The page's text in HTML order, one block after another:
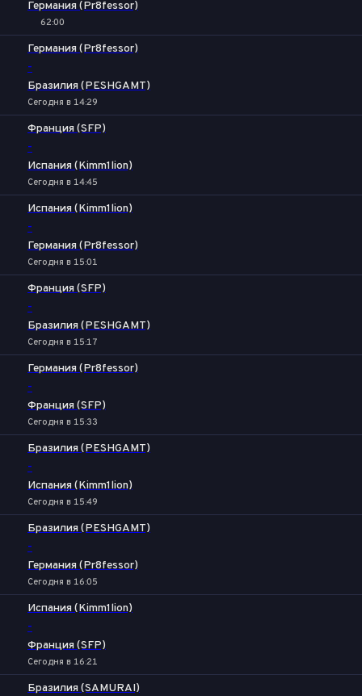
Германия (Pr8fessor)
62:00
Германия (Pr8fessor)
-
Бразилия (PESHGAMT)
Сегодня в 14:29
Франция (SFP)
-
Испания (Kimm1lion)
Сегодня в 14:45
Испания (Kimm1lion)
-
Германия (Pr8fessor)
Сегодня в 15:01
Франция (SFP)
-
Бразилия (PESHGAMT)
Сегодня в 15:17
Германия (Pr8fessor)
-
Франция (SFP)
Сегодня в 15:33
Бразилия (PESHGAMT)
-
Испания (Kimm1lion)
Сегодня в 15:49
Бразилия (PESHGAMT)
-
Германия (Pr8fessor)
Сегодня в 16:05
Испания (Kimm1lion)
-
Франция (SFP)
Сегодня в 16:21
Бразилия (SAMURAI)